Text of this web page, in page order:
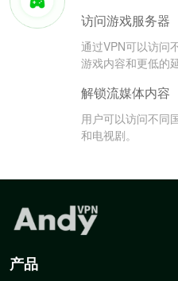
访问游戏服务器
通过VPN可以访问
游戏内容和更低的
解锁流媒体内容
用户可以访问不同
和电视剧。
产品